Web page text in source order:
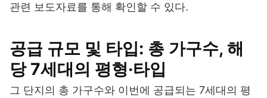
관련 보도자료를 통해 확인할 수 있다.
공급 규모 및 타입: 총 가구수, 해
당 7세대의 평형·타입
그 단지의 총 가구수와 이번에 공급되는 7세대의 평